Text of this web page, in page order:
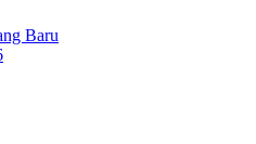
Baru